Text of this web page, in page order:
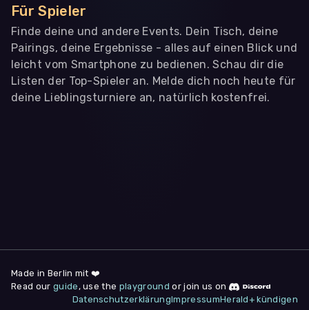
Für Spieler
Finde deine und andere Events. Dein Tisch, deine
Pairings, deine Ergebnisse - alles auf einen Blick und
leicht vom Smartphone zu bedienen. Schau dir die
Listen der Top-Spieler an. Melde dich noch heute für
deine Lieblingsturniere an, natürlich kostenfrei.
deine Zustimmung jederzeit unter "
am Seitenende widerrufen.
Made in Berlin mit ❤️
Read our guide , use the playground or join us on
DatenschutzerklärungImpressumHerald+ kündigen